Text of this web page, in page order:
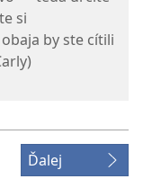
si
by ste cítili
Ďalej